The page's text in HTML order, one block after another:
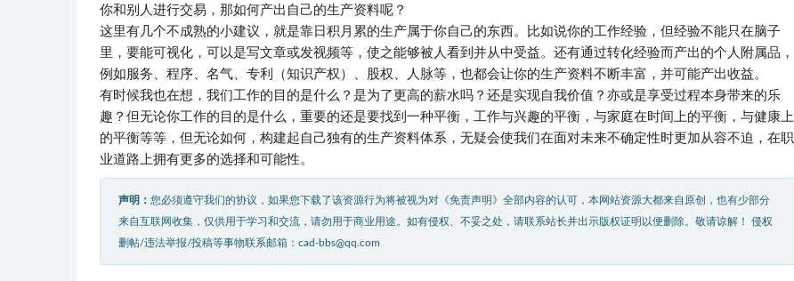
你和别人进行交易，那如何产出自己的生产资料呢？
这里有几个不成熟的小建议，就是靠日积月累的生产属于你自己的东西。比如说你的工作经验，但经验不能只在脑子
里，要能可视化，可以是写文章或发视频等，使之能够被人看到并从中受益。还有通过转化经验而产出的个人附属品，
例如服务、程序、名气、专利（知识产权）、股权、人脉等，也都会让你的生产资料不断丰富，并可能产出收益。
有时候我也在想，我们工作的目的是什么？是为了更高的薪水吗？还是实现自我价值？亦或是享受过程本身带来的乐
趣？但无论你工作的目的是什么，重要的还是要找到一种平衡，工作与兴趣的平衡，与家庭在时间上的平衡，与健康上
的平衡等等，但无论如何，构建起自己独有的生产资料体系，无疑会使我们在面对未来不确定性时更加从容不迫，在职
业道路上拥有更多的选择和可能性。
声明： 您必须遵守我们的协议，如果您下载了该资源行为将被视为对《免责声明》全部内容的认可，本网站资源大都来自原创，也有少部分
来自互联网收集，仅供用于学习和交流，请勿用于商业用途。如有侵权、不妥之处，请联系站长并出示版权证明以便删除。敬请谅解！ 侵权
删帖/违法举报/投稿等事物联系邮箱：cad-bbs@qq.com